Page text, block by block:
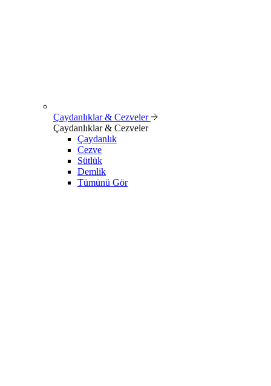
Çaydanlıklar & Cezveler
Çaydanlıklar & Cezveler
Çaydanlık
Cezve
Sütlük
Demlik
Tümünü Gör